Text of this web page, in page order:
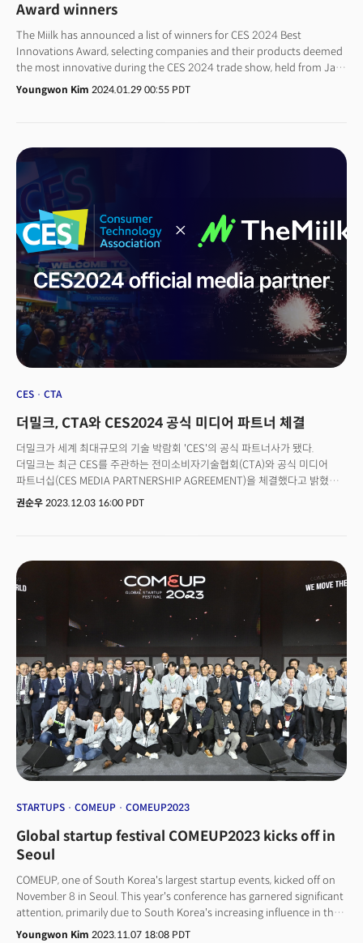
있었던 비결을 읽어낼 수 있을 것이다.
Award winners
The Miilk has announced a list of winners for CES 2024 Best
Innovations Award, selecting companies and their products deemed
the most innovative during the CES 2024 trade show, held from Jan
10-12, with collaborate with Ubergizmo. The media company has
become the official media partner of CTA, the organizer of the annual
annual CES trade fair.At the inaugural award event, L'Oréal (France),
Withings (France), Midbar (South Korea), Amazon Automotive (U.S.),
Panasonic (Japan), Mandro (South Korea), and Emperor Pantomime
(U.S.) were chosen as the winners.The Miilk picked winners in seven
industrial categories—Living, Health, Food, Mobility, Social,
Environment, and Industrial, avoiding specific product
categorizations like TV and smartphone.The criteria were based on
three main pillars: the purpose of companies or their products for
humanity (purpose), the degree of technological innovation
(innovation), and the potential for commercialization
(commercialization).The panel of judges for the award consisted of
Youngsup Joo, a distinguished professor at Seoul National University
and former chairman of the Korea ICT Convergence Network ), Yong-
duk Lee, CEO of Dream N Future Labs and former NVIDIA Korea head,
Kookmin University, and Jaekwon Son, CEO of The Milk.“There has
innovation and potential” said The Miilk CEO Son, citing questions
over the selection criteria of those held by other media outlets, such
as CNET and The Verge. “The new awards signal a shift from
traditional exhibitions mainly featuring TVs and home appliances to
a convergence technology expo,” he said.He also said that South
Korean positions itself as an important player in the global
Valley tech media outlet UberGismo, which will also make the
announcements and provide coverage of the winning firms and their
products. Here are the winners and their products in each category.
Youngwon Kim 2024.01.29 00:55 PDT
CES CTA
더밀크, CTA와 CES2024 공식 미디어 파트너 체결
더밀크가 세계 최대규모의 기술 박람회 'CES'의 공식 파트너사가 됐다.
더밀크는 최근 CES를 주관하는 전미소비자기술협회(CTA)와 공식 미디어
파트너십(CES MEDIA PARTNERSHIP AGREEMENT)을 체결했다고 밝혔다.
이에 따라 더밀크는 내년 1월 9일~12일 미국 라스베이거스에서 열리는
표시된다. 더밀크는 CES2024 공식 미디어 파트너 로고를 사용해 콘텐츠를
제공할 수 있다. 계약 체결 시점부터 CTA 관계자와의 단독 인터뷰 기회도
제공받는다. 또 CES의 공식 답변을 받을 수 있는 접근성도 부여받는다. 여기에
CES 출품 기업의 홍보 담당 기업 정보를 제공 받게 된다. CTA 측은
"더밀크와의 미디어 파트너십을 체결하게 돼 기쁘다"며 "더밀크와의
파트너십을 통해 한국에 CES 뉴스와 정보를 전달하는 한편, 깊이있는
인사이트를 제공해 기업들의 미래 성장에 기여할 수 있을 것으로 기대한다"고
밝혔다.손재권 더밀크 대표는 "더밀크와 CES를 주관하는 CTA와의 공식
미디어 파트너십 체결은그간 CES의 중요성과 기술 인사이트를 한국과 우리
기업에 제공해 온 더밀크의 노력을 인정받았다는 측면에서 의미가 있다"며
"앞으로도 CES 등 글로벌 테크 경제 이벤트에서 나온 인사이트를 가장 먼저
알리고 분석하겠다"고 밝혔다. 더밀크는 CES2024 현장을 심층 취재
보도하는 한편, 다양한 현장 이벤트를 통해 한국 기업들에게 미래 혁신을
경험하고, 새로운 비즈니스 모델을 찾는데 도움이 되는 인사이트를 제공할
프로그램 안내
권순우 2023.12.03 16:00 PDT
STARTUPS COMEUP COMEUP2023
Global startup festival COMEUP2023 kicks off in
Seoul
COMEUP, one of South Korea's largest startup events, kicked off on
November 8 in Seoul. This year's conference has garnered significant
attention, primarily due to South Korea's increasing influence in the
global startup industry and its advanced positioning in the AI
Youngwon Kim 2023.11.07 18:08 PDT